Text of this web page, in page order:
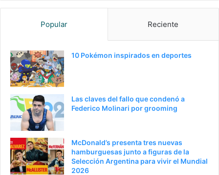
Popular Reciente
10 Pokémon inspirados en deportes
Las claves del fallo que condenó a
Federico Molinari por grooming
McDonald’s presenta tres nuevas
hamburguesas junto a figuras de la
Selección Argentina para vivir el Mundial
2026